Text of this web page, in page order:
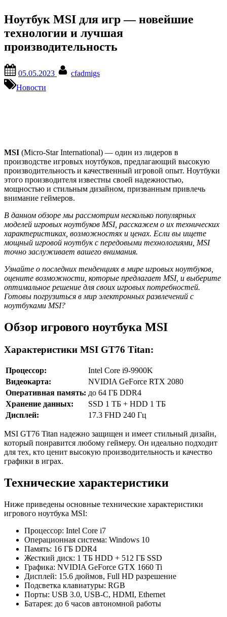
Ноутбук MSI для игр — новейшие
технологии и лучшая
производительность
on
05.05.2023
cfadmigs
Новости
MSI (Micro-Star International) — один из лидеров в
производстве игровых ноутбуков, предлагающий высокую
производительность и качественный игровой опыт. Ноутбуки
этого производителя известны своей надежностью,
мощностью и стильным дизайном, призванным привлечь
внимание геймеров.
В данном обзоре мы рассмотрим несколько популярных
моделей игровых ноутбуков MSI, расскажем о их технических
характеристиках, возможностях и ценах. Если вы ищете
мощный игровой ноутбук с передовыми технологиями, MSI
точно заслуживает вашего внимания.
Узнайте о последних тенденциях в мире игровых ноутбуков,
оцените возможности, которые предлагает MSI, и выберите
оптимальное решение для своих игровых потребностей.
Готовы погрузиться в мир электронных развлечений с
ноутбуками MSI?
Обзор игрового ноутбука MSI
Характеристики MSI GT76 Titan:
Процессор:
Intel Core i9-9900K
Видеокарта:
NVIDIA GeForce RTX 2080
Оперативная память: до 64 ГБ DDR4
Хранение данных:
SSD 1 ТБ + HDD 1 ТБ
Дисплей:
17.3 FHD 240 Гц
MSI GT76 Titan надежно защищен и имеет стильный дизайн,
который понравится любому геймеру. Он идеально подходит
для тех, кто ценит высокую производительность и качество
графики в играх.
Технические характеристики
Ниже приведены основные технические характеристики
игрового ноутбука MSI:
Процессор: Intel Core i7
Операционная система: Windows 10
Память: 16 ГБ DDR4
Жесткий диск: 1 ТБ HDD + 512 ГБ SSD
Графика: NVIDIA GeForce GTX 1660 Ti
Дисплей: 15.6 дюймов, Full HD разрешение
Подсветка клавиатуры: RGB
Порты: USB 3.0, USB-C, HDMI, Ethernet
Батарея: до 6 часов автономной работы